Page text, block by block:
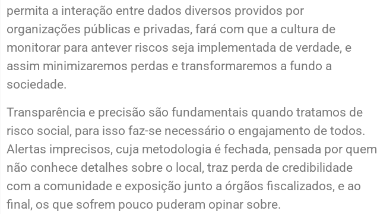
permita a interação entre dados diversos providos por
organizações públicas e privadas, fará com que a cultura de
monitorar para antever riscos seja implementada de verdade, e
assim minimizaremos perdas e transformaremos a fundo a
sociedade.
Transparência e precisão são fundamentais quando tratamos de
risco social, para isso faz-se necessário o engajamento de todos.
Alertas imprecisos, cuja metodologia é fechada, pensada por quem
não conhece detalhes sobre o local, traz perda de credibilidade
com a comunidade e exposição junto a órgãos fiscalizados, e ao
final, os que sofrem pouco puderam opinar sobre.